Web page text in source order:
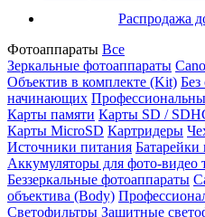
Распродажа
Фотоаппараты Все
Зеркальные фотоаппараты
Объектив в комплекте (Kit) Без
начинающих
Карты памяти Карты SD /
Карты MicroSD Картридеры
Источники питания Батарейки
Аккумуляторы для фото-видео
Беззеркальные фотоаппараты
объектива (Body)
Светофильтры Защитные